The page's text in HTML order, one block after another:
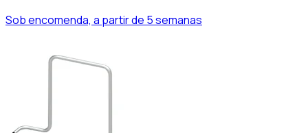
Sob encomenda, a partir de 5 semanas